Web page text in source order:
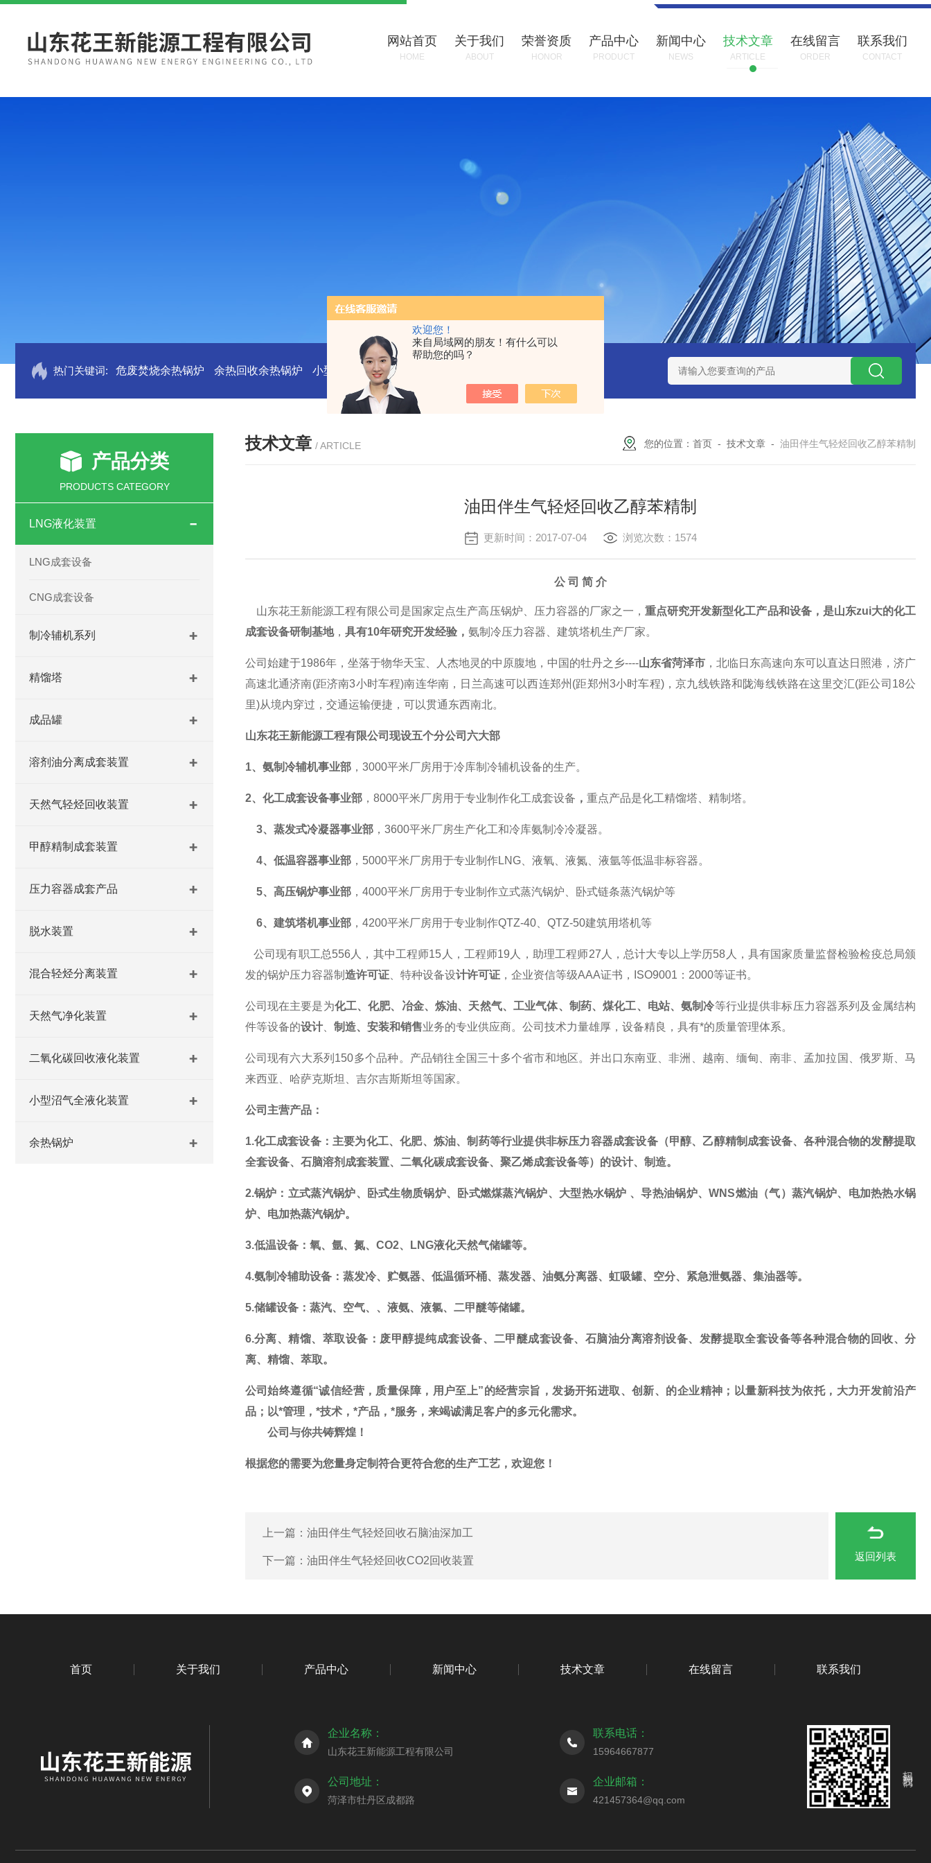
欢迎您！
来自局域网的朋友！有什么可以
帮助您的吗？
网站首页
HOME
关于我们
ABOUT
荣誉资质
HONOR
产品中心
PRODUCT
新闻中心
NEWS
技术文章
ARTICLE
在线留言
ORDER
联系我们
CONTACT
热门关键词: 危废焚烧余热锅炉 余热回收余热锅炉 小型沼气全液化装置 2万吨二氧化碳捕集液化装置 3万吨-100万吨撬装式煤层气脱酸气设备
产品分类
PRODUCTS CATEGORY
LNG液化装置
LNG成套设备
CNG成套设备
制冷辅机系列
精馏塔
成品罐
溶剂油分离成套装置
天然气轻烃回收装置
甲醇精制成套装置
压力容器成套产品
脱水装置
混合轻烃分离装置
天然气净化装置
二氧化碳回收液化装置
小型沼气全液化装置
余热锅炉
技术文章 / ARTICLE 您的位置： 首页 - 技术文章 - 油田伴生气轻烃回收乙醇苯精制
油田伴生气轻烃回收乙醇苯精制
更新时间：2017-07-04 浏览次数：1574
公 司 简 介
山东花王新能源工程有限公司是国家定点生产高压锅炉、压力容器的厂家之一，重点研究开发新型化工产品和设备，是山东zui大的化工
成套设备研制基地， 具有10年研究开发经验， 氨制冷压力容器、建筑塔机生产厂家。
公司 始建于1986年， 坐落于物华天宝、人杰地灵的中原腹地，中国的牡丹之乡----山东省菏泽市，北临日东高速向东可以直达日照港，济广
高速北通济南(距济南3小时车程)南连华南，日兰高速可以西连郑州(距郑州3小时车程)，京九线铁路和陇海线铁路在这里交汇(距公司18公
里)从境内穿过，交通运输便捷，可以贯通东西南北。
山东花王新能源工程有限公司 现设五个分公司 六大部
1、氨制冷辅机事业部， 3000平米厂房用于冷库制冷辅机设备的生产。
2、 化工成套设备事业部， 8000平米厂房用于专业制作化工 成套设备 ， 重点产品是化工精馏塔、精制塔。
3、蒸发式冷凝器事业部，3600平米厂房生产化工和冷库氨制冷冷凝器。
4、低温容器事业部，5000平米厂房用于专业制作LNG、液氧、液氮、液氩等低温非标容器。
5、高压锅炉事业部，4000平米厂房用于专业制作立式蒸汽锅炉、卧式链条蒸汽锅炉等
6、 建筑塔机事业部，4200平米厂房用于专业制作QTZ-40、QTZ-50建筑用塔机等
公司现有职工总556人，其中工程师15人，工程师19人，助理工程师27人，总计大专以上学历58人，具有国家质量监督检验检疫总局颁
发的锅炉压力容器制 造许可证、特种设备设计许可证，企业资信等级AAA证书，ISO9001：2000等证书。
公司现在主要是为化工、化肥、冶金、炼油、天然气、工业气体、制药、煤化工、电站、氨制冷等行业提供非标压力容器系列及金属结构
件等设备的设计、 制造、安装和销售业务的专业供应商。公司技术力量雄厚，设备精良，具有*的质量管理体系。
公司现有六大系列150多个品种。产品销往全国三十多个省市和地区。并出口东南亚、非洲、越南、缅甸、南非、孟加拉国、俄罗斯、马
来西亚
哈萨克斯坦 吉尔吉斯斯坦等国家。
公司主营产品：
1.化工成套设备：主要为化工、化肥、炼油、制药等行业提供非标压力容器成套设备（甲醇、乙醇精制成套设备、各种混合物的发酵提取
全套设备、石脑溶剂成套装置、 二氧化碳成套设备、 聚乙烯成套设备等） 的设计、制造。
2.锅炉：立式蒸汽锅炉、卧式生物质锅炉、卧式燃煤蒸汽锅炉、 大型热水锅炉 、导热油锅炉、WNS燃油（气）蒸汽锅炉、电加热热水锅
炉、电加热蒸汽锅炉。
3.低温设备：氧、氩、氮、CO2、LNG液化天然气储罐等。
4.氨制冷辅助设备：蒸发冷、贮氨器、低温循环桶、蒸发器、油氨分离器、虹吸罐、空分、紧急泄氨器、集油器等。
5.储罐设备：蒸汽、空气、、液氨、液氯、二甲醚等储罐。
6.分离、精馏、萃取设备： 废甲醇提纯成套设备、 二甲醚成套设备、 石脑油分离溶剂设备、 发酵提取全套设备等各种混合物的回收、分
离、精馏、萃取。
公司始终遵循“诚信经营，质量保障，用户至上”的经营宗旨，发扬开拓进取、创新、的企业精神；以量新科技为依托，大力开发前沿产
品；以*管理，*技术，*产品，*服务，来竭诚满足客户的多元化需求。
公司 与你共铸辉煌！
根据您的需要为您量身定制符合更符合您的生产工艺，欢迎您！
上一篇： 油田伴生气轻烃回收石脑油深加工
下一篇： 油田伴生气轻烃回收CO2回收装置 返回列表
首页 关于我们 产品中心 新闻中心 技术文章 在线留言 联系我们
企业名称：
山东花王新能源工程有限公司
联系电话：
15964667877
公司地址：
菏泽市牡丹区成都路
企业邮箱：
421457364@qq.com